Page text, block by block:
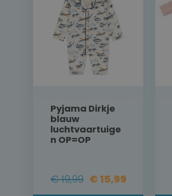
Pyjama Dirkje
blauw
luchtvaartuige
n OP=OP
€ 19,99 € 15,99